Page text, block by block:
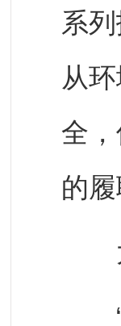
系
从
全
的
大
“